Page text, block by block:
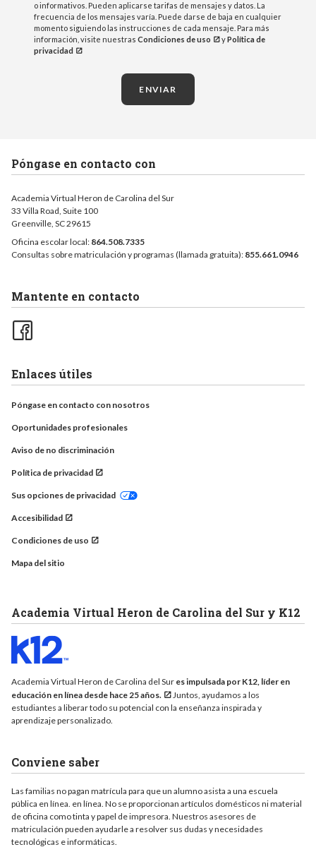
o informativos. Pueden aplicarse tarifas de mensajes y datos. La
frecuencia de los mensajes varía. Puede darse de baja en cualquier
momento siguiendo las instrucciones de cada mensaje. Para más
información, visite nuestras Condiciones de uso yPolítica de
privacidad
ENVIAR
Póngase en contacto con
Academia Virtual Heron de Carolina del Sur
33 Villa Road, Suite 100
Greenville, SC 29615
Oficina escolar local: 864.508.7335
Consultas sobre matriculación y programas (llamada gratuita): 855.661.0946
Mantente en contacto
Enlaces útiles
Póngase en contacto con nosotros
Oportunidades profesionales
Aviso de no discriminación
Política de privacidad
Sus opciones de privacidad
Accesibilidad
Condiciones de uso
Mapa del sitio
Academia Virtual Heron de Carolina del Sur y K12
Academia Virtual Heron de Carolina del Sur es impulsada por K12, líder en
educación en línea desde hace 25 años.
Juntos, ayudamos a los
estudiantes a liberar todo su potencial con la enseñanza inspirada y
aprendizaje personalizado.
Conviene saber
Las familias no pagan matrícula para que un alumno asista a una escuela
pública en línea. en línea. No se proporcionan artículos domésticos ni material
de oficina como tinta y papel de impresora. Nuestros asesores de
matriculación pueden ayudarle a resolver sus dudas y necesidades
tecnológicas e informáticas.